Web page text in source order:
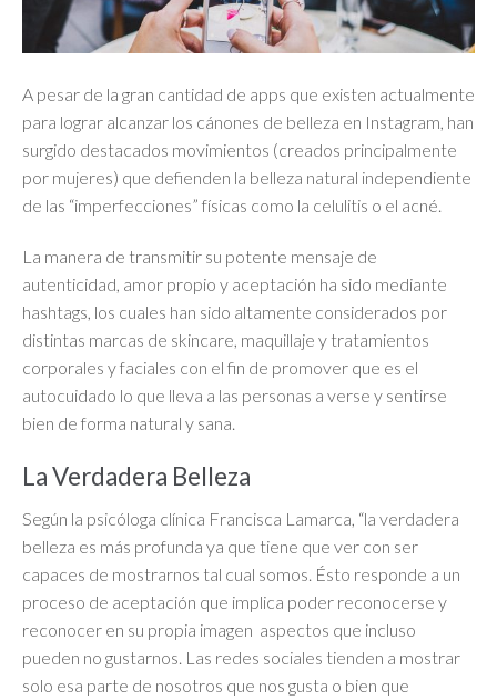
A pesar de la gran cantidad de apps que existen actualmente
para lograr alcanzar los cánones de belleza en Instagram, han
surgido destacados movimientos (creados principalmente
por mujeres) que defienden la belleza natural independiente
de las “imperfecciones” físicas como la celulitis o el acné.
La manera de transmitir su potente mensaje de
autenticidad, amor propio y aceptación ha sido mediante
hashtags, los cuales han sido altamente considerados por
distintas marcas de skincare, maquillaje y tratamientos
corporales y faciales con el fin de promover que es el
autocuidado lo que lleva a las personas a verse y sentirse
bien de forma natural y sana.
La Verdadera Belleza
Según la psicóloga clínica Francisca Lamarca, “la verdadera
belleza es más profunda ya que tiene que ver con ser
capaces de mostrarnos tal cual somos. Ésto responde a un
proceso de aceptación que implica poder reconocerse y
reconocer en su propia imagen aspectos que incluso
pueden no gustarnos. Las redes sociales tienden a mostrar
solo esa parte de nosotros que nos gusta o bien que